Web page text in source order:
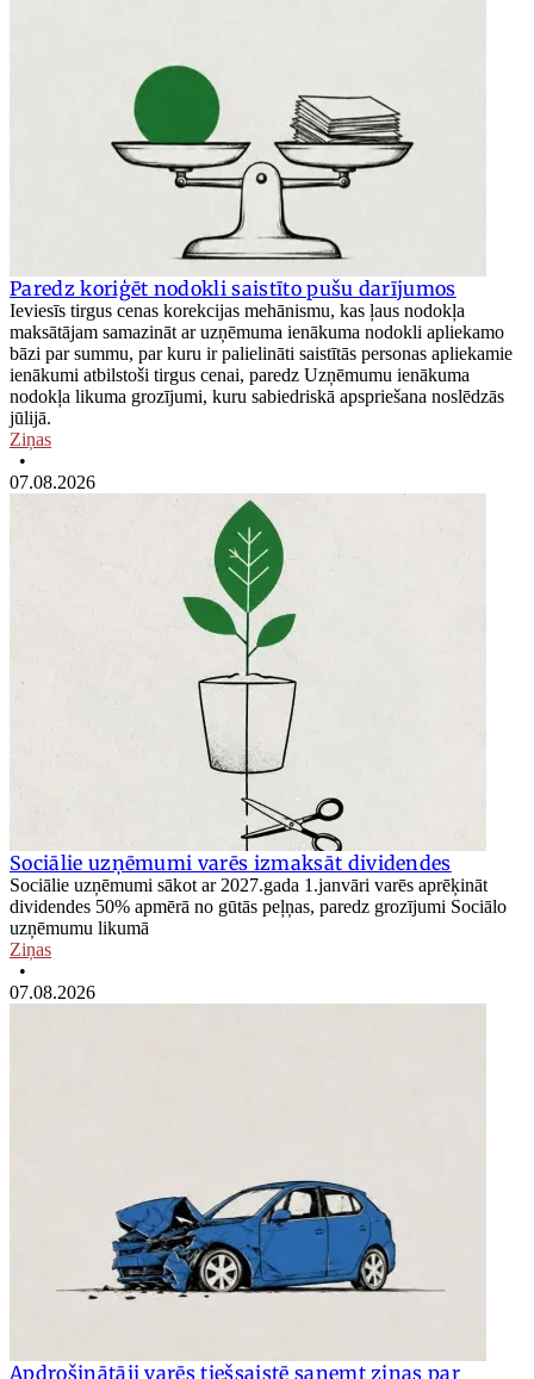
Paredz koriģēt nodokli saistīto pušu darījumos
Ieviesīs tirgus cenas korekcijas mehānismu, kas ļaus nodokļa
maksātājam samazināt ar uzņēmuma ienākuma nodokli apliekamo
bāzi par summu, par kuru ir palielināti saistītās personas apliekamie
ienākumi atbilstoši tirgus cenai, paredz Uzņēmumu ienākuma
nodokļa likuma grozījumi, kuru sabiedriskā apspriešana noslēdzās
jūlijā.
Ziņas
•
07.08.2026
Sociālie uzņēmumi varēs izmaksāt dividendes
Sociālie uzņēmumi sākot ar 2027.gada 1.janvāri varēs aprēķināt
dividendes 50% apmērā no gūtās peļņas, paredz grozījumi Sociālo
uzņēmumu likumā
Ziņas
•
07.08.2026
Apdrošinātāji varēs tiešsaistē saņemt ziņas par